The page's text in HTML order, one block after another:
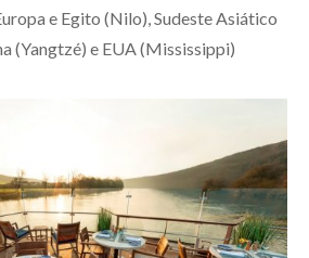
e Egito (Nilo), Sudeste Asiático
(Yangtzé) e EUA (Mississippi)